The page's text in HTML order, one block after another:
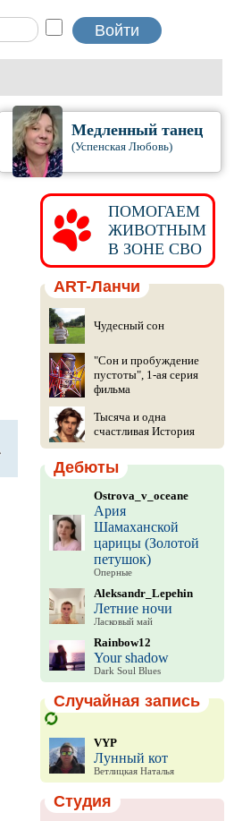
Медленный танец
(Успенская Любовь)
ПОМОГАЕМ
ЖИВОТНЫМ
В ЗОНЕ СВО
ART-Ланчи
Чудесный сон
"Сон и пробуждение
пустоты", 1-ая серия
фильма
Тысяча и одна
счастливая История
Дебюты
Ostrova_v_oceane
Ария
Шамаханской
царицы (Золотой
петушок)
Оперные
Aleksandr_Lepehin
Летние ночи
Ласковый май
Rainbow12
Your shadow
Dark Soul Blues
Случайная запись
VYP
Лунный кот
Ветлицкая Наталья
Студия